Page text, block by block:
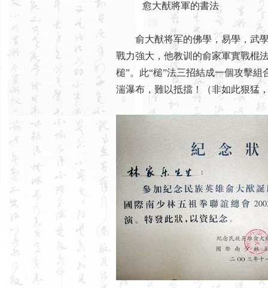
愈大猷將軍的書法
俞大猷将军的佛學，易學，武學
戰力強大，他教训的俞家軍實戰棍
槌”。此“槌”法三招結成一個攻擊
湍瀑布，難以抵擋！（非如此狠猛